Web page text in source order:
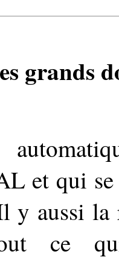
grands
et qui se
aussi la
ce qui